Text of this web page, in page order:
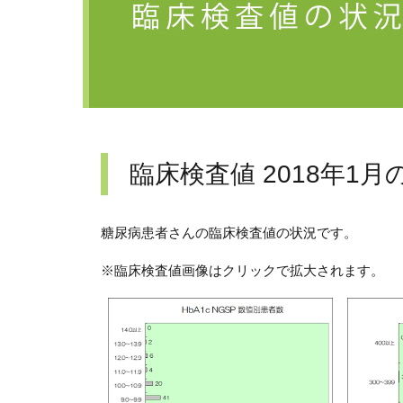
臨床検査値 2018年1月
糖尿病患者さんの臨床検査値の状況です。
※臨床検査値画像はクリックで拡大されます。